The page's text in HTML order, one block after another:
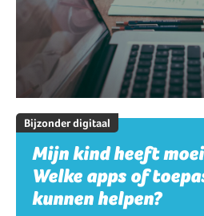
Bijzonder digitaal
Mijn kind heeft
Welke apps of
kunnen helpen?